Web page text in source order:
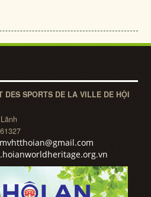
DES SPORTS DE LA VILLE DE HỘI